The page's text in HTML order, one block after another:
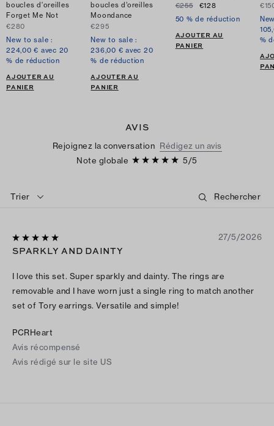
boucles d'oreilles
Forget Me Not
€280
New to sale :
224,00 € avec 20
% de réduction
AJOUTER AU
PANIER
boucles d’oreilles
Moondance
€295
New to sale :
236,00 € avec 20
% de réduction
AJOUTER AU
PANIER
€255
€128
50 % de réduction
AJOUTER AU
PANIER
%
AVIS
Rejoignez la conversation Rédigez un avis
Note globale
5/5
Trier
27/5/2026
SPARKLY AND DAINTY
I love this set. Super sparkly and dainty. The rings are
removable and I have worn just a single ring to match another
set of Tory earrings. Versatile and simple!
PCRHeart
Avis récompensé
Avis rédigé sur le site US